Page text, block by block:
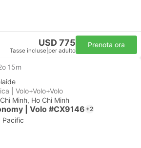
USD 775
Tasse incluse per adulto
Prenota ora
15m
| Volo+Volo+Volo
Minh, Ho Chi Minh
| Volo #CX9146 +2
Pacific